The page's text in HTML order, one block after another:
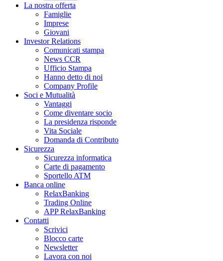
La nostra offerta
Famiglie
Imprese
Giovani
Investor Relations
Comunicati stampa
News CCR
Ufficio Stampa
Hanno detto di noi
Company Profile
Soci e Mutualità
Vantaggi
Come diventare socio
La presidenza risponde
Vita Sociale
Domanda di Contributo
Sicurezza
Sicurezza informatica
Carte di pagamento
Sportello ATM
Banca online
RelaxBanking
Trading Online
APP RelaxBanking
Contatti
Scrivici
Blocco carte
Newsletter
Lavora con noi